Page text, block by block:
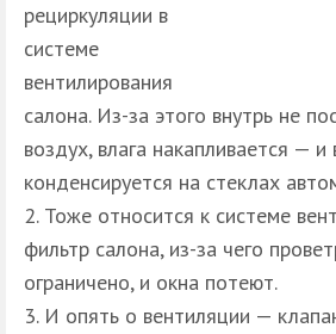
рециркуляции в
системе
вентилирования
салона. Из-за этого внутрь не
воздух, влага накапливается — и
конденсируется на стеклах
Тоже относится к системе
фильтр салона, из-за чего
ограничено, и окна потеют.
И опять о вентиляции —